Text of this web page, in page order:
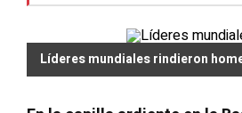
Líderes mundiales rindieron